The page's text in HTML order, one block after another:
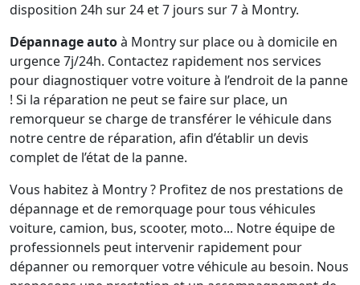
disposition 24h sur 24 et 7 jours sur 7 à Montry.
Dépannage autoà Montry sur place ou à domicile en
urgence 7j/24h. Contactez rapidement nos services
pour diagnostiquer votre voiture à l’endroit de la panne
! Si la réparation ne peut se faire sur place, un
remorqueur se charge de transférer le véhicule dans
notre centre de réparation, afin d’établir un devis
complet de l’état de la panne.
Vous habitez à Montry ? Profitez de nos prestations de
dépannage et de remorquage pour tous véhicules
voiture, camion, bus, scooter, moto... Notre équipe de
professionnels peut intervenir rapidement pour
dépanner ou remorquer votre véhicule au besoin. Nous